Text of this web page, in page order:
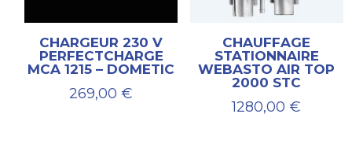
CHARGEUR 230 V
PERFECTCHARGE
MCA 1215 – DOMETIC
269,00€
CHAUFFAGE
STATIONNAIRE
WEBASTO AIR TOP
2000 STC
1280,00€